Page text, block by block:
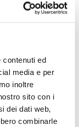
contenuti ed
media e per
inoltre
sito con i
dei dati web,
combinarle
personali